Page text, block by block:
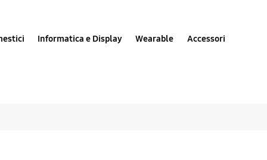
Informatica e Display Wearable Accessori